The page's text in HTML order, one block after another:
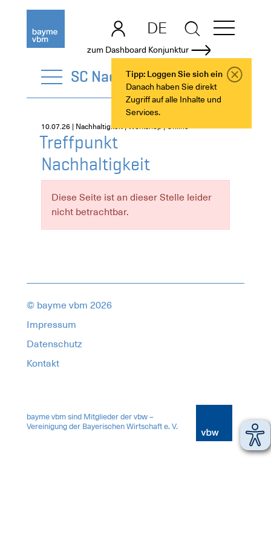
zum Dashboard Konjunktur
Tipp: Loggen Sie sich ein
Danach haben Sie direkt
Zugriff auf alle Inhalte und
Services.
DE
EN
SC Nachhaltigkeit
10.07.26 | Nachhaltigkeit | Workshop | Online
Treffpunkt
Nachhaltigkeit
Diese Seite ist an dieser Stelle leider
nicht betrachtbar.
© bayme vbm 2026
Impressum
Datenschutz
Kontakt
bayme vbm sind Mitglieder der vbw –
Vereinigung der Bayerischen Wirtschaft e. V.